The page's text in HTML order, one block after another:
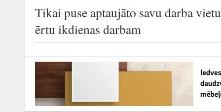
Tikai puse aptaujāto savu darba
ērtu ikdienas darbam